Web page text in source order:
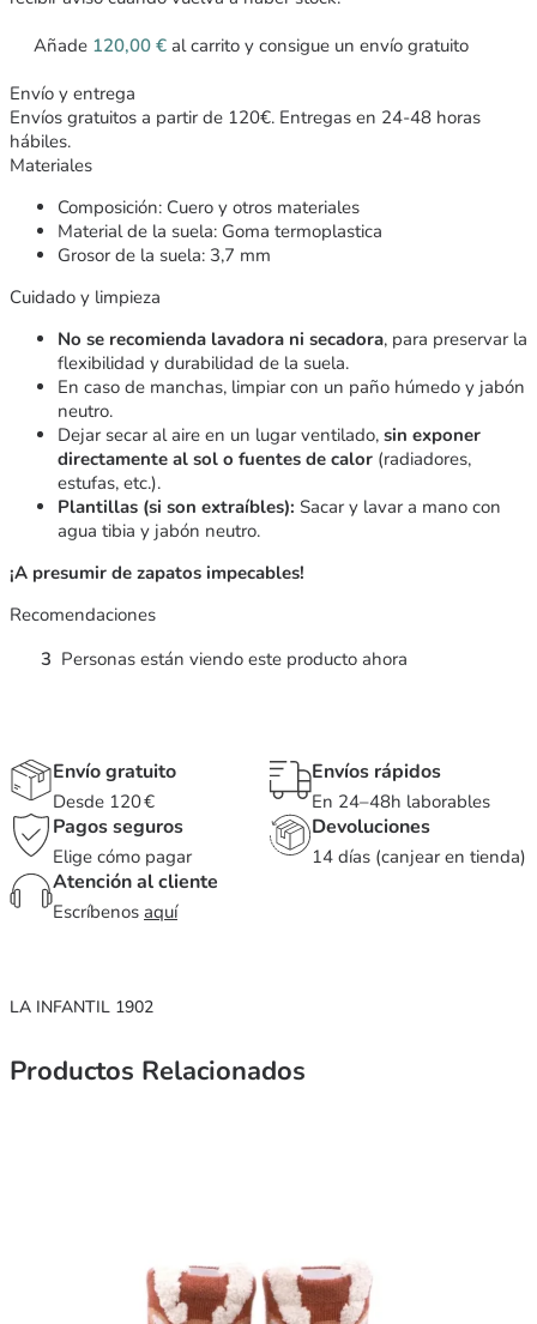
Añade 120,00 € al carrito y consigue un envío gratuito
Envío y entrega
Envíos gratuitos a partir de 120€. Entregas en 24-48 horas
hábiles.
Materiales
Composición: Cuero y otros materiales
Material de la suela: Goma termoplastica
Grosor de la suela: 3,7 mm
Cuidado y limpieza
No se recomienda lavadora ni secadora, para preservar la
flexibilidad y durabilidad de la suela.
En caso de manchas, limpiar con un paño húmedo y jabón
neutro.
Dejar secar al aire en un lugar ventilado, sin exponer
directamente al sol o fuentes de calor (radiadores,
estufas, etc.).
Plantillas (si son extraíbles): Sacar y lavar a mano con
agua tibia y jabón neutro.
¡A presumir de zapatos impecables!
Recomendaciones
3 Personas están viendo este producto ahora
Envío gratuito
Desde 120 €
Envíos rápidos
En 24–48h laborables
Pagos seguros
Elige cómo pagar
Devoluciones
14 días (canjear en tienda)
Atención al cliente
Escríbenos aquí
LA INFANTIL 1902
Productos Relacionados